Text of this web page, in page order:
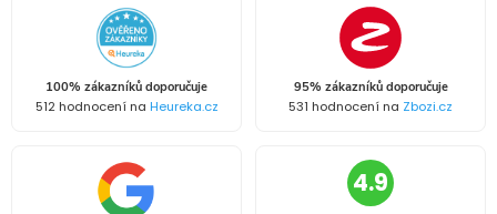
100% zákazníků doporučuje
512 hodnocení na Heureka.cz
95% zákazníků doporučuje
531 hodnocení na Zbozi.cz
4.9